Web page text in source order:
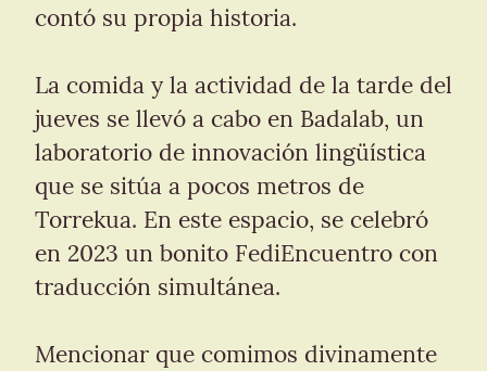
contó su propia historia.
La comida y la actividad de la tarde del
jueves se llevó a cabo en Badalab, un
laboratorio de innovación lingüística
que se sitúa a pocos metros de
Torrekua. En este espacio, se celebró
en 2023 un bonito FediEncuentro con
traducción simultánea.
Mencionar que comimos divinamente